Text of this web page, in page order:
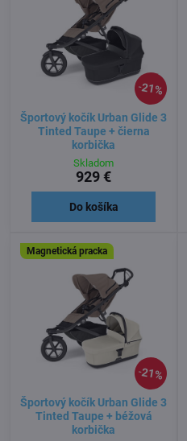
21%
Športový kočík Urban Glide 3
Tinted Taupe + čierna
korbička
Skladom
929 €
Do košíka
21%
Magnetická pracka
Športový kočík Urban Glide 3
Tinted Taupe + béžová
korbička